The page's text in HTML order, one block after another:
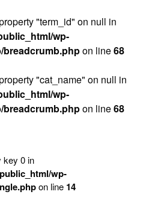
"term_id" on null in
wp-
breadcrumb.phpon line68
"cat_name" on null in
wp-
breadcrumb.phpon line68
key 0 in
wp-
on line 14